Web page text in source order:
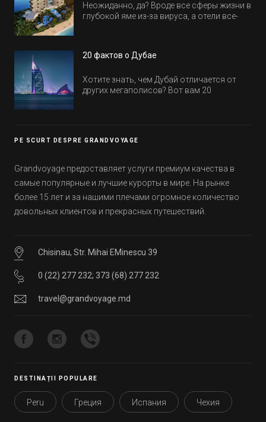
Неожиданно, да? Вроде все сферы жизни в
глубокой яме из-за вируса, а отели все-
обычно на первые заезды дают промо-
20 фактов о Дубае
Хотите знать, чем Дубай отличается от
других мегаполисов? Вот вам 20
PE SCURT DESPRE GRANDVOYAGE
Grandvoyage предоставляет услуги премиум качества в
самые популярные и лучшие курорты в мире. На рынке
более 15 лет и за нашими плечами огромное количество
довольных клиентов и прекрасных путешествий.
Chisinau, Str. Mihai EMinescu 39
0 (22) 277 232; 373 (68) 277 232
travel@grandvoyage.md
DESTINAȚII POPULARE
Peru Греция Испания Чехия